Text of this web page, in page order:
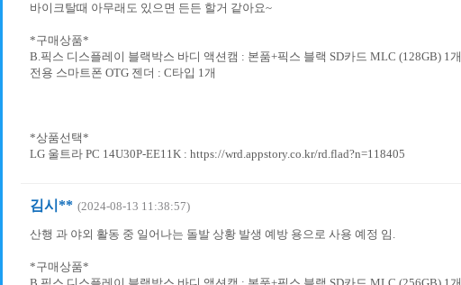
바이크탈때 아무래도 있으면 든든 할거 같아요~
*구매상품*
B.픽스 디스플레이 블랙박스 바디 액션캠 : 본품+픽스 블랙 SD카드 MLC (128GB) 1개
전용 스마트폰 OTG 젠더 : C타입 1개
*상품선택*
LG 울트라 PC 14U30P-EE11K : https://wrd.appstory.co.kr/rd.flad?n=118405
김시** (2024-08-13 11:38:57)
산행 과 야외 활동 중 일어나는 돌발 상황 발생 예방 용으로 사용 예정 임.
*구매상품*